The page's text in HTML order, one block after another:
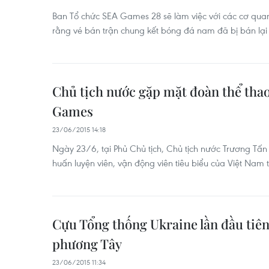
Ban Tổ chức SEA Games 28 sẽ làm việc với các cơ
rằng vé bán trận chung kết bóng đá nam đã bị bán
Chủ tịch nước gặp mặt đoàn thể
Games
23/06/2015 14:18
Ngày 23/6, tại Phủ Chủ tịch, Chủ tịch nước Trương
huấn luyện viên, vận động viên tiêu biểu của Việt
Cựu Tổng thống Ukraine lần đầu
phương Tây
23/06/2015 11:34